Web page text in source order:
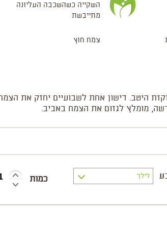
השקייה כשהשכבה העליונה
מתייבשת
צמח חוץ
היטב. דישון אחת לשבועיים יחזק את
מומלץ לגזום את הצמח באביב.